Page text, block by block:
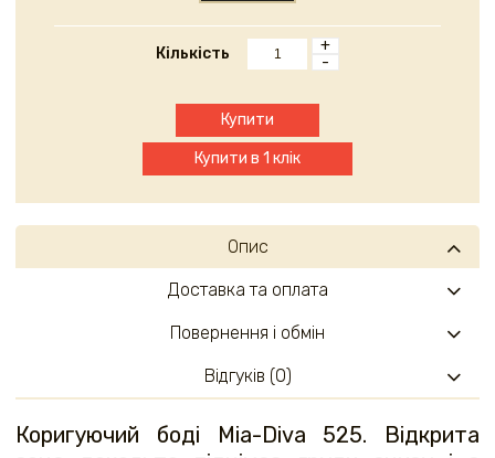
Кількість
+
-
Купити
Купити в 1 клік
Опис
Коригуючий боді Mia-Diva 525. Відкрита
Доставка та оплата
Повернення і обмін
Відгуків (0)